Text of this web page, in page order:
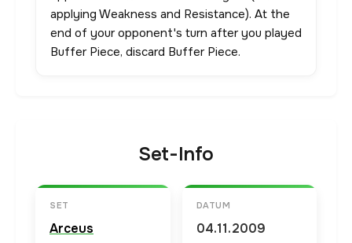
applying Weakness and Resistance). At the
end of your opponent's turn after you played
Buffer Piece, discard Buffer Piece.
Set-Info
SET
Arceus
DATUM
04.11.2009